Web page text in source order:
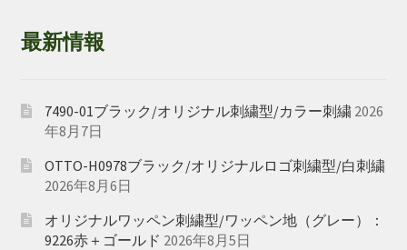
最新情報
7490-01ブラック/オリジナル刺繍型/カラー刺繍 2026
年8月7日
OTTO-H0978ブラック/オリジナルロゴ刺繍型/白刺繍
2026年8月6日
オリジナルワッペン刺繍型/ワッペン地（グレー）：
9226赤＋ゴールド 2026年8月5日